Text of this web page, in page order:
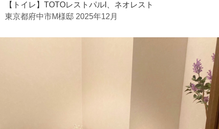
【トイレ】TOTOレストパルI、ネオレスト
東京都府中市M様邸 2025年12月